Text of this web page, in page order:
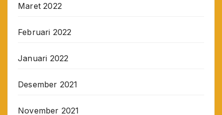
Maret 2022
Februari 2022
Januari 2022
Desember 2021
November 2021